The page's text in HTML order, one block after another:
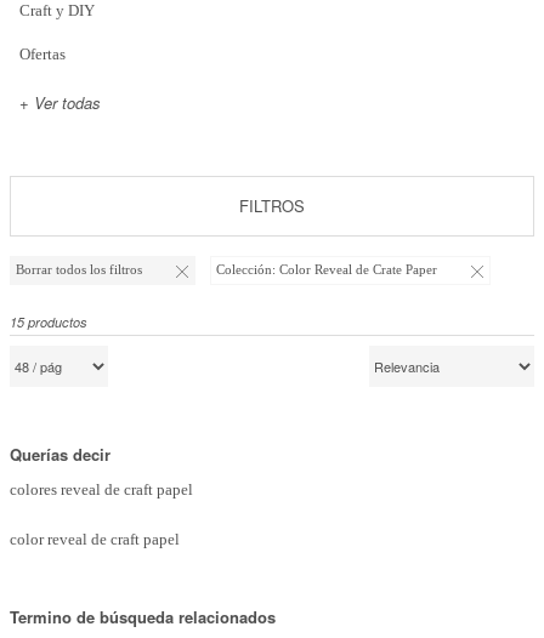
15productos
Querías decir
colores reveal de craft papel
color reveal de craft papel
Termino de búsqueda relacionados
Craft y DIY
Ofertas
+ Ver todas
FILTROS
Borrar todos los filtros Colección: Color Reveal de Crate Paper